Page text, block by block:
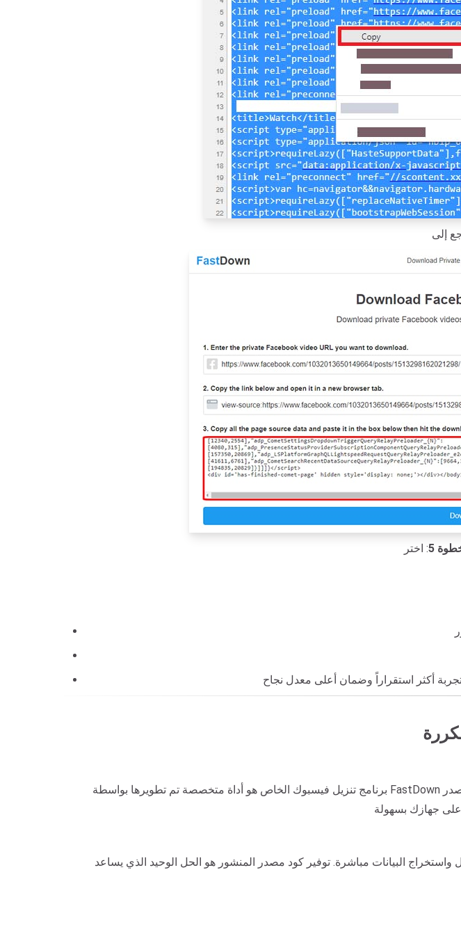
5
برنامج تنزيل فيسبوك الخاص هو أداة متخصصة تم تطويرها بواسطة FastDown تتيح لك حفظ مقاطع الفيديو من المجموعات المغلقة أو الصفحات السرية. يقوم بتحليل كود مصدر
البيانات مباشرة. توفير كود مصدر المنشور هو الحل الوحيد الذي يساعد